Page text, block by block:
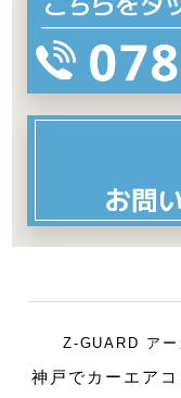
Z-GUARD ア
神戸でカーエア